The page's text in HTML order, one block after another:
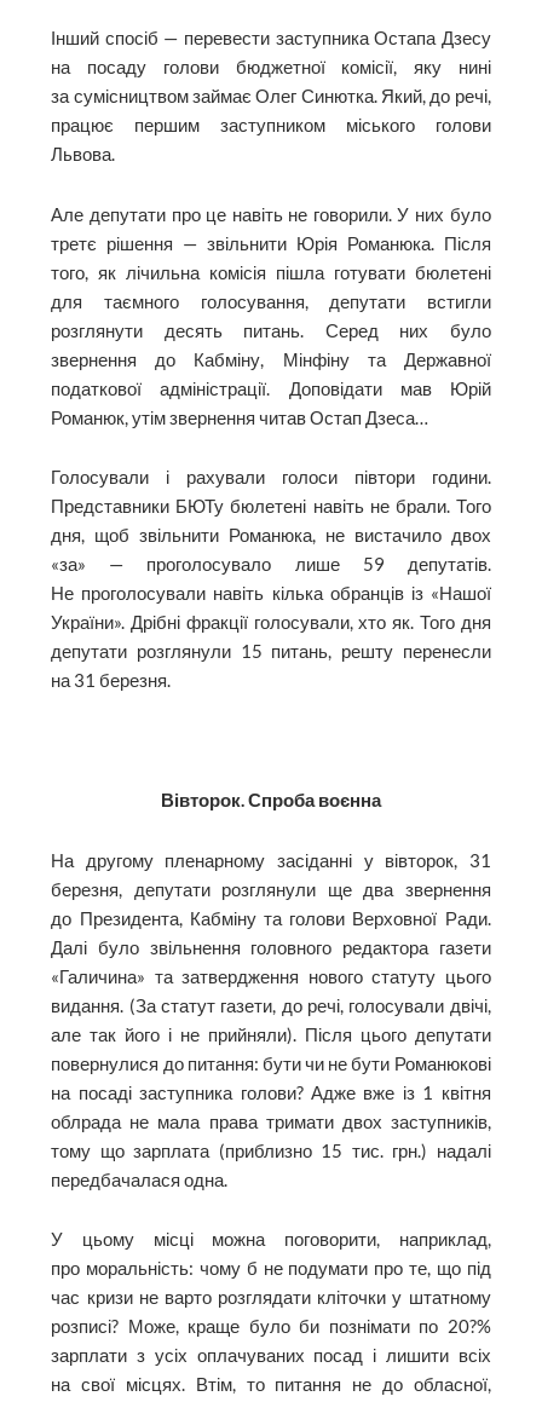
Інший спосіб — перевести заступника Остапа Дзесу
на посаду голови бюджетної комісії, яку нині
за сумісництвом займає Олег Синютка. Який, до речі,
працює першим заступником міського голови
Львова.
Але депутати про це навіть не говорили. У них було
третє рішення — звільнити Юрія Романюка. Після
того, як лічильна комісія пішла готувати бюлетені
для таємного голосування, депутати встигли
розглянути десять питань. Серед них було
звернення до Кабміну, Мінфіну та Державної
податкової адміністрації. Доповідати мав Юрій
Романюк, утім звернення читав Остап Дзеса…
Голосували і рахували голоси півтори години.
Представники БЮТу бюлетені навіть не брали. Того
дня, щоб звільнити Романюка, не вистачило двох
«за» — проголосувало лише 59 депутатів.
Не проголосували навіть кілька обранців із «Нашої
України». Дрібні фракції голосували, хто як. Того дня
депутати розглянули 15 питань, решту перенесли
на 31 березня.
Вівторок. Спроба воєнна
На другому пленарному засіданні у вівторок, 31
березня, депутати розглянули ще два звернення
до Президента, Кабміну та голови Верховної Ради.
Далі було звільнення головного редактора газети
«Галичина» та затверд­ження нового статуту цього
видання. (За статут газети, до речі, голосували двічі,
але так його і не прийняли). Після цього депутати
повернулися до питання: бути чи не бути Романюкові
на посаді заступника голови? Адже вже із 1 квітня
облрада не мала права тримати двох заступників,
тому що зарплата (приблизно 15 тис. грн.) надалі
передбачалася одна.
У цьому місці можна поговорити, наприклад,
про моральність: чому б не подумати про те, що під
час кризи не варто розглядати кліточки у штатному
розписі? Може, краще було би познімати по 20?%
зарплати з усіх оплачуваних посад і лишити всіх
на свої місцях. Втім, то питання не до обласної,